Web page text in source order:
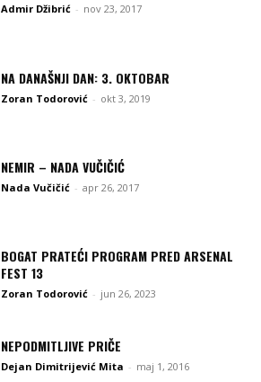
Admir Džibrić - nov 23, 2017
NA DANAŠNJI DAN: 3. OKTOBAR
Zoran Todorović - okt 3, 2019
NEMIR – NADA VUČIČIĆ
Nada Vučičić - apr 26, 2017
BOGAT PRATEĆI PROGRAM PRED ARSENAL
FEST 13
Zoran Todorović - jun 26, 2023
NEPODMITLJIVE PRIČE
Dejan Dimitrijević Mita - maj 1, 2016